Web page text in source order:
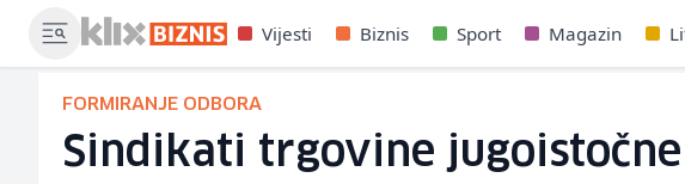
Vijesti Biznis Sport Magazin
FORMIRANJE ODBORA
Sindikati trgovine